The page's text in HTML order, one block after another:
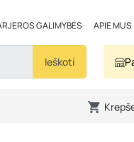
GALIMYBĖS APIE MUS
Ieškoti